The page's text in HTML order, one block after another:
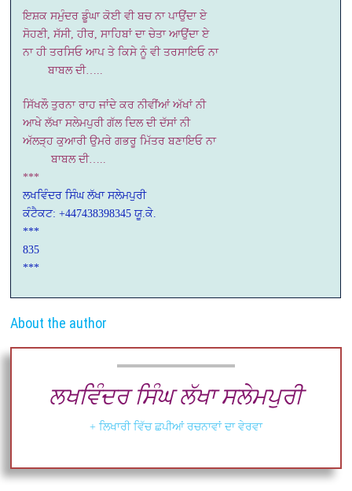
ਇਸ਼ਕ ਸਮੁੰਦਰ ਡੂੰਘਾ ਕੋਈ ਵੀ ਬਚ ਨਾ ਪਾਉਂਦਾ ਏ
ਸੋਹਣੀ, ਸੱਸੀ, ਹੀਰ, ਸਾਹਿਬਾਂ ਦਾ ਚੇਤਾ ਆਉਂਦਾ ਏ
ਨਾ ਹੀ ਤਰਸਿਓ ਆਪ ਤੇ ਕਿਸੇ ਨੂੰ ਵੀ ਤਰਸਾਇਓ ਨਾ
ਬਾਬਲ ਦੀ…..
ਸਿੱਖਲੌ ਤੁਰਨਾ ਰਾਹ ਜਾਂਦੇ ਕਰ ਨੀਵੀਂਆਂ ਅੱਖਾਂ ਨੀ
ਆਖੇ ਲੱਖਾ ਸਲੇਮਪੁਰੀ ਗੱਲ ਦਿਲ ਦੀ ਦੱਸਾਂ ਨੀ
ਅੱਲੜ੍ਹ ਕੁਆਰੀ ਉਮਰੇ ਗਭਰੂ ਮਿੱਤਰ ਬਣਾਇਓ ਨਾ
ਬਾਬਲ ਦੀ…..
***
ਲਖਵਿੰਦਰ ਸਿੰਘ ਲੱਖਾ ਸਲੇਮਪੁਰੀ
ਕੰਟੈਕਟ: +447438398345 ਯੂ.ਕੇ.
***
835
***
About the author
ਲਖਵਿੰਦਰ ਸਿੰਘ ਲੱਖਾ ਸਲੇਮਪੁਰੀ
+ ਲਿਖਾਰੀ ਵਿੱਚ ਛਪੀਆਂ ਰਚਨਾਵਾਂ ਦਾ ਵੇਰਵਾ